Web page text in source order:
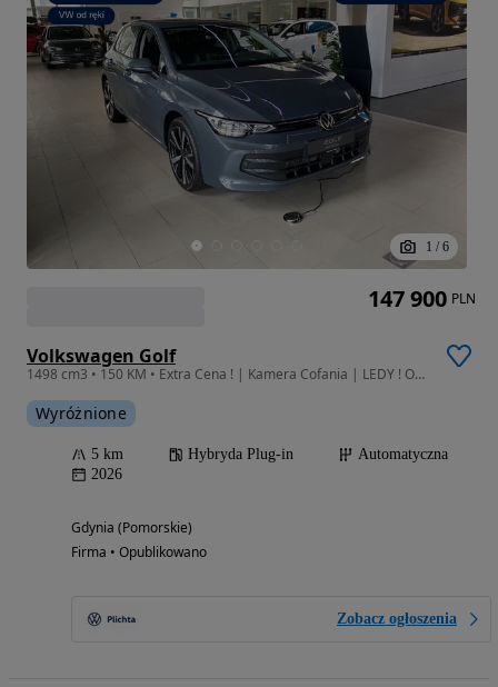
1 / 6
Volkswagen Golf
1498 cm3 • 150 KM • Extra Cena ! | Kamera Cofania | LEDY ! OD ręki !
Wyróżnione
5 km Hybryda Plug-in
Automatyczna
2026
Gdynia (Pomorskie)
Firma • Opublikowano
Zobacz ogłoszenia
147 900 PLN